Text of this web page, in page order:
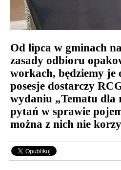
Od lipca w gminach
zasady odbioru
workach, będziemy
posesje dostarczy
wydaniu „Tematu dla
pytań w sprawie
można z nich nie